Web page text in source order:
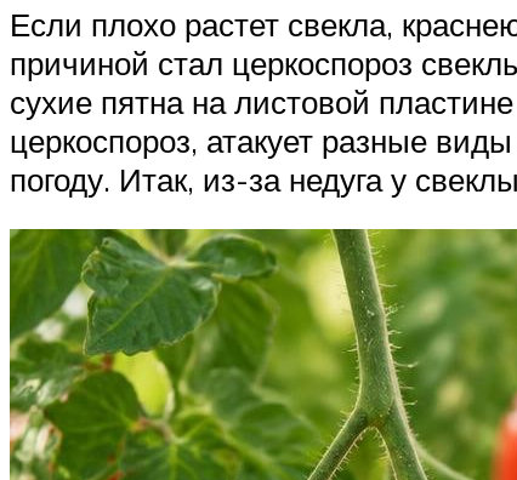
Если плохо растет свекла,
причиной стал церкоспороз
сухие пятна на листовой
церкоспороз, атакует разные
погоду. Итак, из-за недуга у